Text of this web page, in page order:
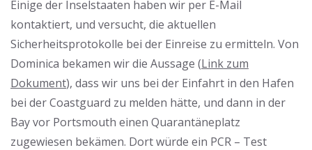
Einige der Inselstaaten haben wir per E-Mail
kontaktiert, und versucht, die aktuellen
Sicherheitsprotokolle bei der Einreise zu ermitteln. Von
Dominica bekamen wir die Aussage (Link zum
Dokument), dass wir uns bei der Einfahrt in den Hafen
bei der Coastguard zu melden hätte, und dann in der
Bay vor Portsmouth einen Quarantäneplatz
zugewiesen bekämen. Dort würde ein PCR – Test